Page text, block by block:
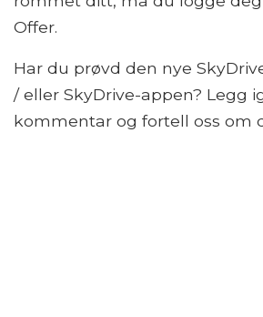
Offer.
Har du prøvd den nye
/ eller SkyDrive-appen? Legg
kommentar og fortell oss om